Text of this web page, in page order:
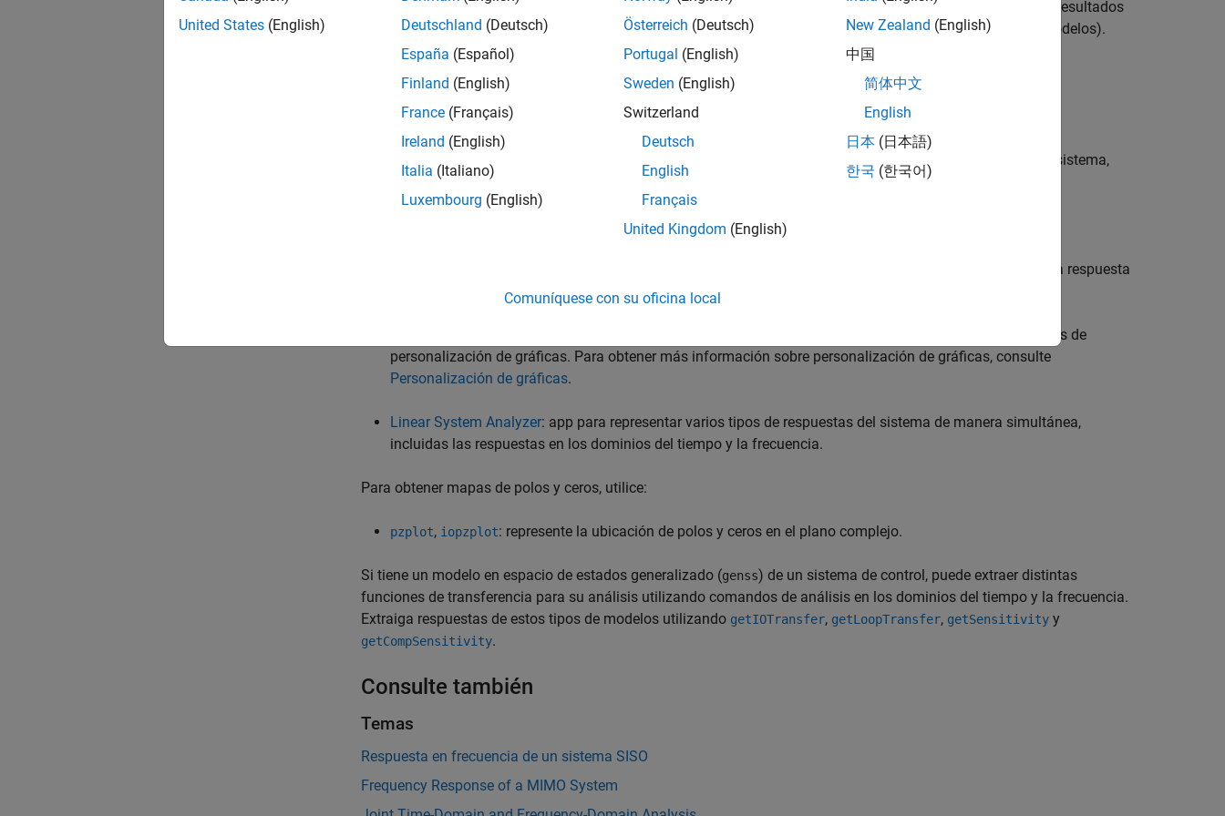
Los comandos de análisis en el dominio de la frecuencia de Control System Toolbox™ pueden obtener estos resultados
para cualquier modelo de sistema dinámico (por ejemplo, continuo o discreto, SISO o MIMO, o arreglos de modelos).
Para obtener datos numéricos, utilice:
bode,freqresp,nichols : datos de respuesta del sistema en un vector de puntos de frecuencia.
: valores numéricos de características de la respuesta del sistema,
como márgenes de ganancia, márgenes de fase y valores singulares.
Para obtener gráficas de respuesta, utilice:
: represente datos de respuesta del sistema, visualice características de la respuesta
en gráficas, compare respuestas de múltiples sistemas en una única gráfica.
: cree gráficas de respuesta del sistema con más opciones de
personalización de gráficas. Para obtener más información sobre personalización de gráficas, consulte
Personalización de gráficas.
Linear System Analyzer: app para representar varios tipos de respuestas del sistema de manera simultánea,
incluidas las respuestas en los dominios del tiempo y la frecuencia.
Para obtener mapas de polos y ceros, utilice:
pzplot, iopzplot: represente la ubicación de polos y ceros en el plano complejo.
Si tiene un modelo en espacio de estados generalizado (genss) de un sistema de control, puede extraer distintas
funciones de transferencia para su análisis utilizando comandos de análisis en los dominios del tiempo y la frecuencia.
Extraiga respuestas de estos tipos de modelos utilizando getIOTransfer, getLoopTransfer, getSensitivity y
getCompSensitivity.
Consulte también
Temas
Respuesta en frecuencia de un sistema SISO
Frequency Response of a MIMO System
United States (English)
Deutschland (Deutsch)
España (Español)
Finland (English)
France (Français)
Ireland (English)
Italia (Italiano)
Luxembourg (English)
Österreich (Deutsch)
Portugal (English)
Sweden (English)
Switzerland
Deutsch
English
Français
United Kingdom (English)
New Zealand (English)
中国
简体中文
English
日本 (日本語)
한국 (한국어)
Comuníquese con su oficina local